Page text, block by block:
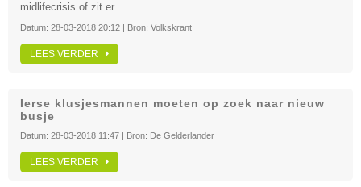
midlifecrisis of zit er
Datum: 28-03-2018 20:12 | Bron: Volkskrant
LEES VERDER
Ierse klusjesmannen moeten op zoek naar nieuw
busje
Datum: 28-03-2018 11:47 | Bron: De Gelderlander
LEES VERDER